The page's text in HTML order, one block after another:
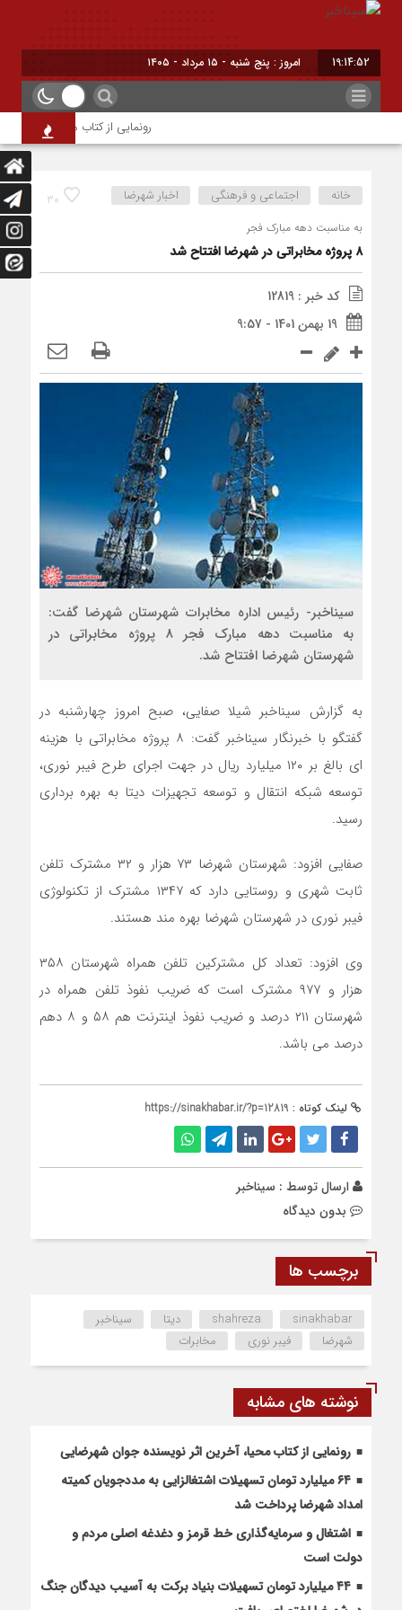
19:14:53 امروز : پنج شنبه - ۱۵ مرداد - ۱۴۰۵
رونمایی از کتاب محیا، آخرین
30 خانه اجتماعی و فرهنگی اخبار شهرضا
به مناسبت دهه مبارک فجر
۸ پروژه مخابراتی در شهرضا افتتاح شد
کد خبر : 12819
19 بهمن 1401 - 9:57
سیناخبر- رئیس اداره مخابرات شهرستان شهرضا گفت:
به مناسبت دهه مبارک فجر 8 پروژه مخابراتی در
شهرستان شهرضا افتتاح شد.
به گزارش سیناخبر شیلا صفایی، صبح امروز چهارشنبه در
گفتگو با خبرنگار سیناخبر گفت: ۸ پروژه مخابراتی با هزینه
ای بالغ بر ۱۲۰ میلیارد ریال در جهت اجرای طرح فیبر نوری،
توسعه شبکه انتقال و توسعه تجهیزات دیتا به بهره برداری
رسید.
صفایی افزود: شهرستان شهرضا ۷۳ هزار و ۳۲ مشترک تلفن
ثابت شهری و روستایی دارد که ۱۳۴۷ مشترک از تکنولوژی
فیبر نوری در شهرستان شهرضا بهره مند هستند.
وی افزود: تعداد کل مشترکین تلفن همراه شهرستان ۳۵۸
هزار و ۹۷۷ مشترک است که ضریب نفوذ تلفن همراه در
شهرستان ۲۱۱ درصد و ضریب نفوذ اینترنت هم ۵۸ و ۸ دهم
درصد می باشد.
لینک کوتاه : https://sinakhabar.ir/?p=12819
ارسال توسط : سیناخبر
بدون دیدگاه
برچسب ها
shahreza sinakhabar دیتا
سیناخبر
شهرضا
فیبر نوری مخابرات
نوشته های مشابه
رونمایی از کتاب محیا، آخرین اثر نویسنده جوان شهرضایی
۶۴ میلیارد تومان تسهیلات اشتغالزایی به مددجویان کمیته
امداد شهرضا پرداخت شد
اشتغال و سرمایه‌گذاری خط قرمز و دغدغه اصلی مردم و
دولت است
۴۴ میلیارد تومان تسهیلات بنیاد برکت به آسیب دیدگان جنگ